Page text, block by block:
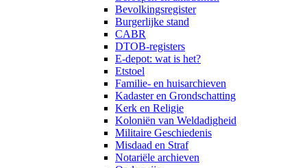
Bevolkingsregister
Burgerlijke stand
CABR
DTOB-registers
E-depot: wat is het?
Etstoel
Familie- en huisarchieven
Kadaster en Grondschatting
Kerk en Religie
Koloniën van Weldadigheid
Militaire Geschiedenis
Misdaad en Straf
Notariële archieven